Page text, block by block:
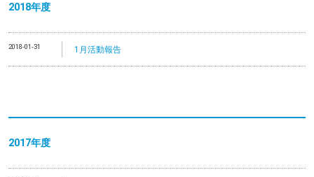
2018年度
2018-01-31 1月活動報告
2017年度